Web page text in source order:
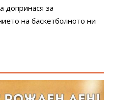
допринася за
на баскетболното ни